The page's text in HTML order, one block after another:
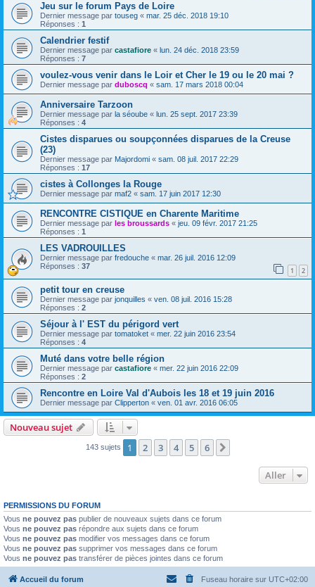
Jeu sur le forum Pays de Loire
Dernier message par touseg « mar. 25 déc. 2018 19:10
Réponses : 1
Calendrier festif
Dernier message par castafiore « lun. 24 déc. 2018 23:59
Réponses : 7
voulez-vous venir dans le Loir et Cher le 19 ou le 20 mai ?
Dernier message par duboscq « sam. 17 mars 2018 00:04
Anniversaire Tarzoon
Dernier message par la séoube « lun. 25 sept. 2017 23:39
Réponses : 4
Cistes disparues ou soupçonnées disparues de la Creuse
(23)
Dernier message par Majordomi « sam. 08 juil. 2017 22:29
Réponses : 17
cistes à Collonges la Rouge
Dernier message par maf2 « sam. 17 juin 2017 12:30
RENCONTRE CISTIQUE en Charente Maritime
Dernier message par les broussards « jeu. 09 févr. 2017 21:25
Réponses : 1
LES VADROUILLES
Dernier message par fredouche « mar. 26 juil. 2016 12:09
Réponses : 37 1 2
petit tour en creuse
Dernier message par jonquilles « ven. 08 juil. 2016 15:28
Réponses : 2
Séjour à l' EST du périgord vert
Dernier message par tomatoket « mer. 22 juin 2016 23:54
Réponses : 4
Muté dans votre belle région
Dernier message par castafiore « mer. 22 juin 2016 22:09
Réponses : 2
Rencontre en Loire Val d'Aubois les 18 et 19 juin 2016
Dernier message par Clipperton « ven. 01 avr. 2016 06:05
Nouveau sujet
143 sujets 1 2 3 4 5 6
Aller
PERMISSIONS DU FORUM
Vous ne pouvez pas publier de nouveaux sujets dans ce forum
Vous ne pouvez pas répondre aux sujets dans ce forum
Vous ne pouvez pas modifier vos messages dans ce forum
Vous ne pouvez pas supprimer vos messages dans ce forum
Vous ne pouvez pas transférer de pièces jointes dans ce forum
Accueil du forum Fuseau horaire sur UTC+02:00